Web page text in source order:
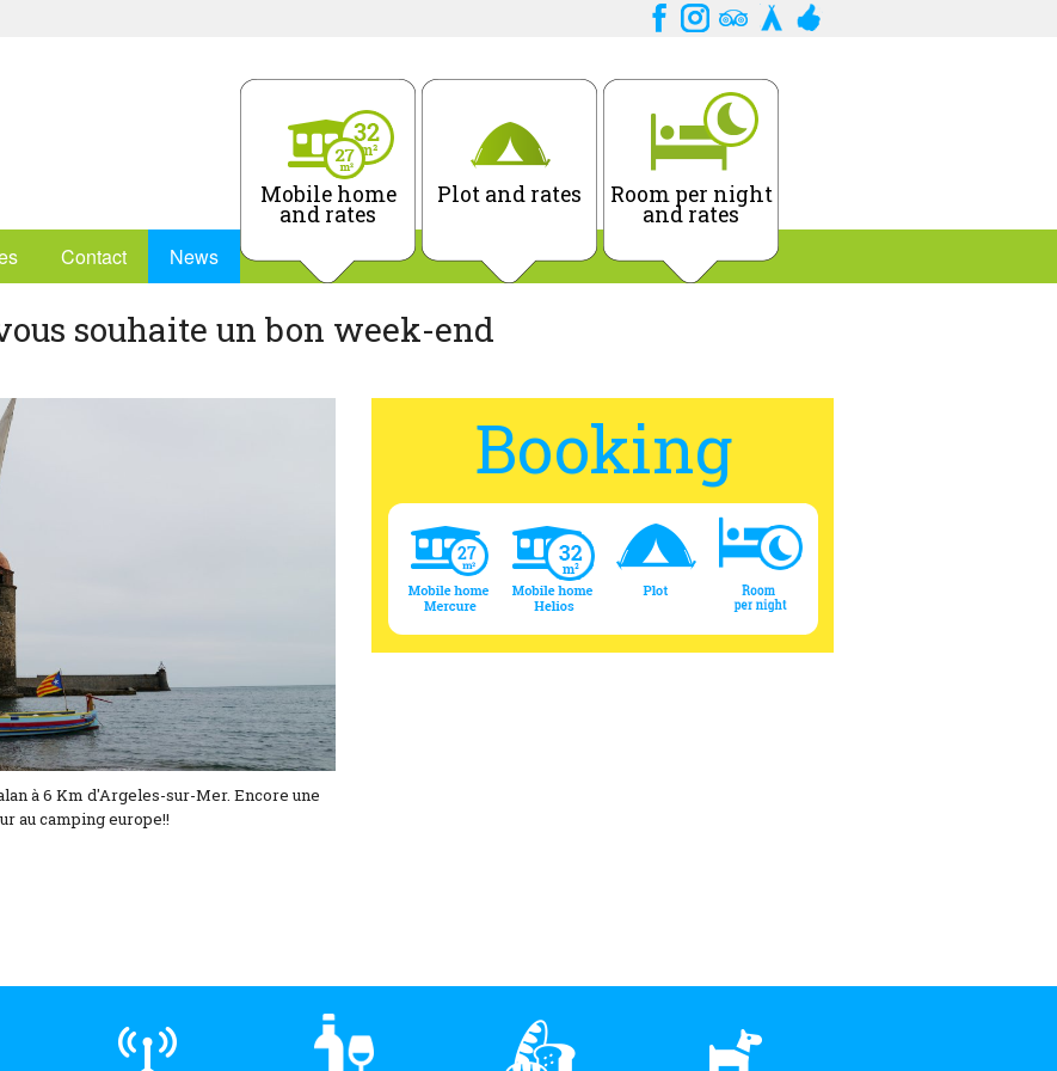
Contact News
Mobile home
and rates
Plot and rates Room per night
and rates
souhaite un bon week-end
à 6 Km d'Argeles-sur-Mer. Encore une
au camping europe!!
Booking